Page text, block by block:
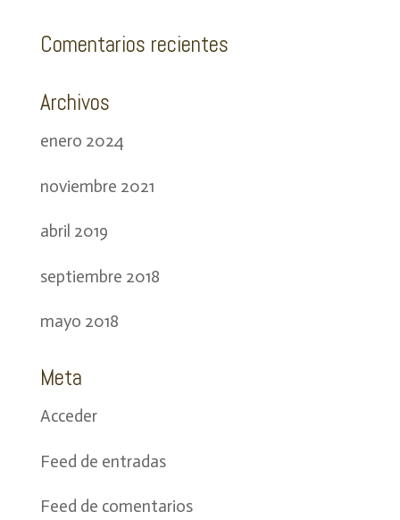
Comentarios recientes
Archivos
enero 2024
noviembre 2021
abril 2019
septiembre 2018
mayo 2018
Meta
Acceder
Feed de entradas
Feed de comentarios